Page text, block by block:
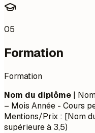
05
Formation
Formation
Nom du diplôme |
– Mois Année - Cours
Mentions/Prix : [Nom
supérieure à 3,5)